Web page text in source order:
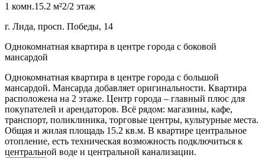
1 комн.15.2 м²2/2 этаж
г. Лида, просп. Победы, 14
Однокомнатная квартира в центре города с боковой
мансардой
Однокомнатная квартира в центре города с большой
мансардой. Мансарда добавляет оригинальности. Квартира
расположена на 2 этаже. Центр города – главный плюс для
покупателей и арендаторов. Всё рядом: магазины, кафе,
транспорт, поликлиника, торговые центры, культурные места.
Общая и жилая площадь 15.2 кв.м. В квартире центральное
отопление, есть техническая возможность подключиться к
центральной воде и центральной канализации.